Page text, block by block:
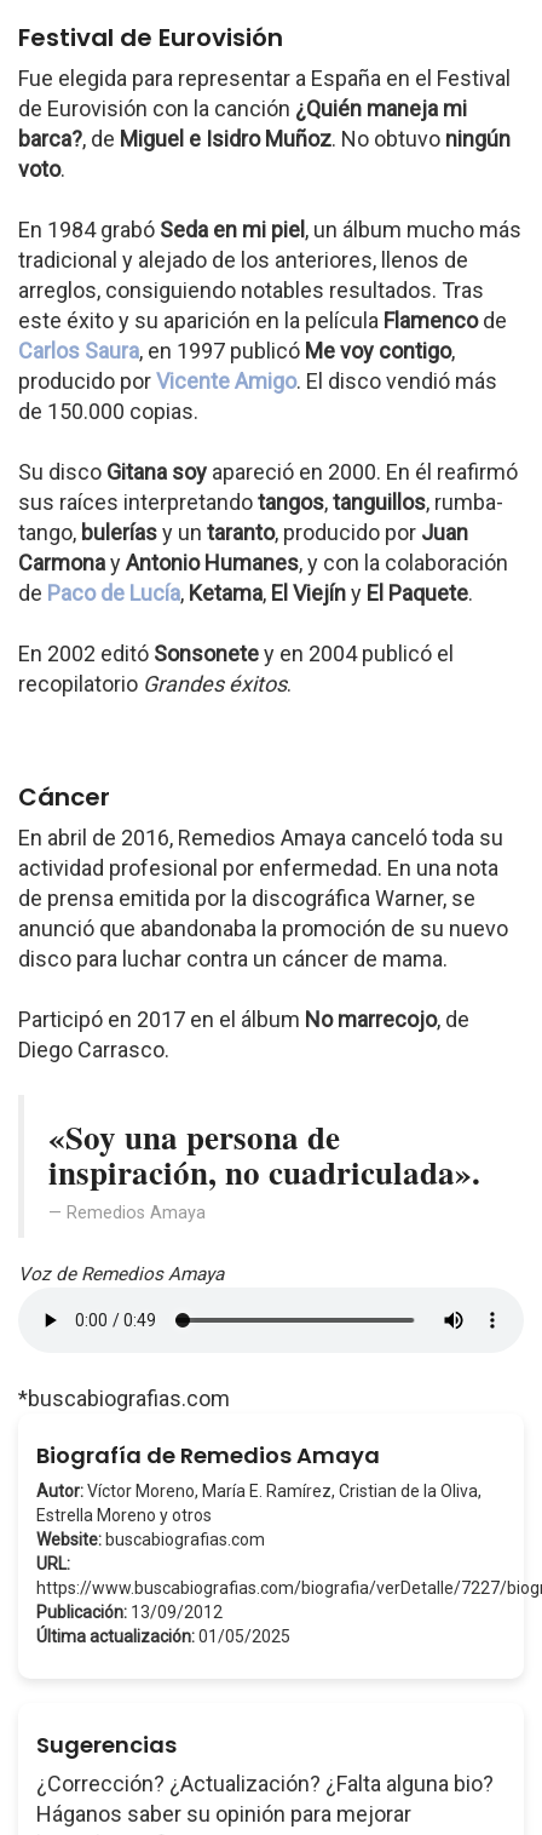
Festival de Eurovisión
Fue elegida para representar a España en el Festival
de Eurovisión con la canción ¿Quién maneja mi
barca?, de Miguel e Isidro Muñoz. No obtuvo ningún
voto.
En 1984 grabó Seda en mi piel , un álbum mucho más
tradicional y alejado de los anteriores, llenos de
arreglos, consiguiendo notables resultados. Tras
este éxito y su aparición en la película Flamencode
Carlos Saura, en 1997 publicó Me voy contigo,
producido porVicente Amigo. El disco vendió más
de 150.000 copias.
Su disco Gitana soy apareció en 2000. En él reafirmó
sus raíces interpretandotangos,tanguillos, rumba-
tango, buleríasy un taranto, producido por Juan
CarmonayAntonio Humanes, y con la colaboración
de Paco de Lucía, Ketama, El Viejíny El Paquete.
En 2002 editó Sonsonetey en 2004 publicó el
recopilatorio Grandes éxitos.
Cáncer
En abril de 2016, Remedios Amaya canceló toda su
actividad profesional por enfermedad. En una nota
de prensa emitida por la discográfica Warner, se
anunció que abandonaba la promoción de su nuevo
disco para luchar contra un cáncer de mama.
Participó en 2017 en el álbum No marrecojo, de
Diego Carrasco.
«Soy una persona de
inspiración, no cuadriculada».
Remedios Amaya
Voz de Remedios Amaya
*buscabiografias.com
Biografía de Remedios Amaya
Autor:Víctor Moreno, María E. Ramírez, Cristian de la Oliva,
Estrella Moreno y otros
Website: buscabiografias.com
URL:
https://www.buscabiografias.com/biografia/verDetalle/7227/
Publicación: 13/09/2012
Última actualización:01/05/2025
Sugerencias
¿Corrección? ¿Actualización? ¿Falta alguna bio?
Háganos saber su opinión para mejorar